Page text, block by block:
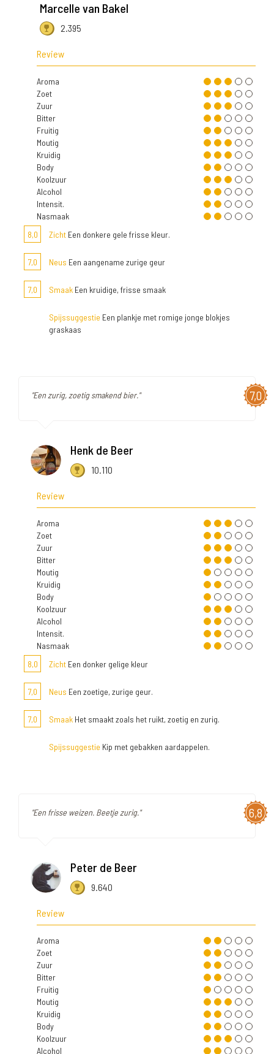
Marcelle van Bakel
2.395
Review
Aroma
Zoet
Zuur
Bitter
Fruitig
Moutig
Kruidig
Body
Koolzuur
Alcohol
Intensit.
Nasmaak
8,0
Zicht Een donkere gele frisse kleur.
7,0 Neus Een aangename zurige geur
7,0 Smaak Een kruidige, frisse smaak
Spijssuggestie Een plankje met romige jonge blokjes
graskaas
7,0
"Een zurig, zoetig smakend bier."
Henk de Beer
10.110
Review
Aroma
Zoet
Zuur
Bitter
Moutig
Kruidig
Body
Koolzuur
Alcohol
Intensit.
Nasmaak
8,0
Zicht Een donker gelige kleur
7,0 Neus Een zoetige, zurige geur.
7,0 Smaak Het smaakt zoals het ruikt, zoetig en zurig.
Spijssuggestie Kip met gebakken aardappelen.
6,8
"Een frisse weizen. Beetje zurig."
Peter de Beer
9.640
Review
Aroma
Zoet
Zuur
Bitter
Fruitig
Moutig
Kruidig
Body
Koolzuur
Alcohol